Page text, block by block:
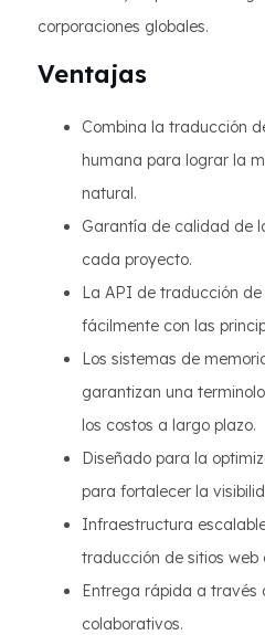
corporaciones globales.
Ventajas
Combina la traducción
humana para lograr la
natural.
Garantía de calidad de
cada proyecto.
La API de traducción
fácilmente con las
Los sistemas de
garantizan una
los costos a largo plazo.
Diseñado para la
para fortalecer la
Infraestructura
traducción de sitios web
Entrega rápida a través
colaborativos.